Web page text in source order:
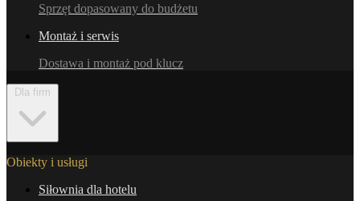
Sprzęt dopasowany do budżetu
Montaż i serwis
Dostawa i montaż pod klucz
Obiekty i usługi
Siłownia dla hotelu